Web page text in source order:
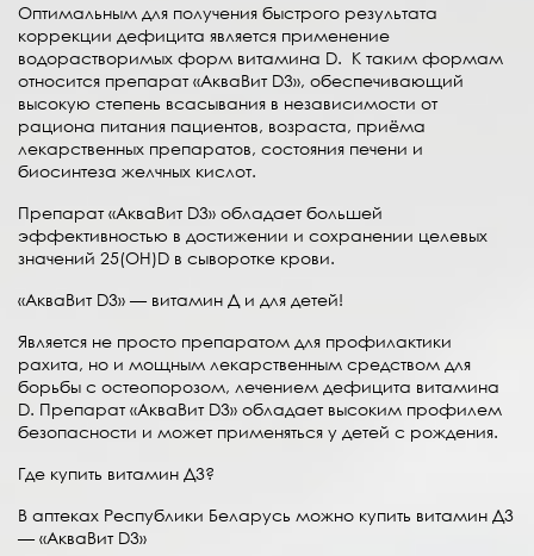
Оптимальным для получения быстрого результата
коррекции дефицита является применение
водорастворимых форм витамина D. К таким формам
относится препарат «АкваВит D3», обеспечивающий
высокую степень всасывания в независимости от
рациона питания пациентов, возраста, приёма
лекарственных препаратов, состояния печени и
биосинтеза желчных кислот.
Препарат «АкваВит D3» обладает большей
эффективностью в достижении и сохранении целевых
значений 25(OH)D в сыворотке крови.
«АкваВит D3» — витамин Д и для детей!
Является не просто препаратом для профилактики
рахита, но и мощным лекарственным средством для
борьбы с остеопорозом, лечением дефицита витамина
D. Препарат «АкваВит D3» обладает высоким профилем
безопасности и может применяться у детей с рождения.
Где купить витамин Д3?
В аптеках Республики Беларусь можно купить витамин Д3
— «АкваВит D3»